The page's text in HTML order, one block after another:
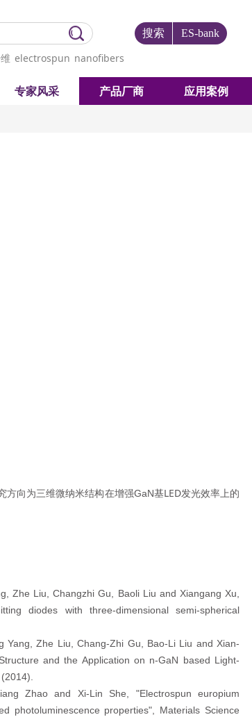
搜索 ES-bank
electrospun nanofibers
专家风采 产品厂商 应用案例
方向为三维微纳米结构在增强GaN基LED发光效率上的
Zhe Liu, Changzhi Gu, Baoli Liu and Xiangang Xu,
diodes with three-dimensional semi-spherical
Yang, Zhe Liu, Chang-Zhi Gu, Bao-Li Liu and Xian-
and the Application on n-GaN based Light-
Zhao and Xi-Lin She, "Electrospun europium
photoluminescence properties", Materials Science